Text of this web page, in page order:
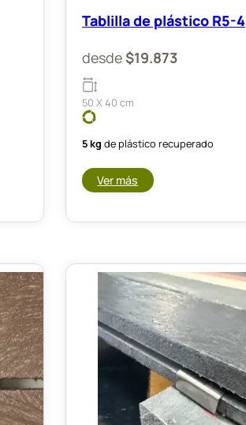
Tablilla de plástico R5-4
desde$19.873
50 X 40 cm
5 kg de plástico recuperado
Ver más